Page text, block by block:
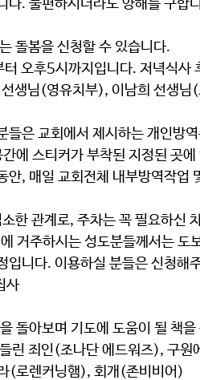
다. 불편하시더라도 양해를 구합
돌봄을 신청할 수 있습니다.
오후5시 까지입니다. 저녁식사
생님(영유치부), 이남희 선생님
들은 교회에서 제시하는 개인방
에 스티커가 부착된 지정된 곳에
안, 매일 교회전체 내부방역작업
한 관계로, 주차는 꼭 필요하신
거주하시는 성도분들께서는 도
입니다. 이용하실 분들은 신청해
사
돌아보며 기도에 도움이 될 책
린 죄인(조나단 에드워즈), 구
(로렌커닝햄), 회개(존비비어)